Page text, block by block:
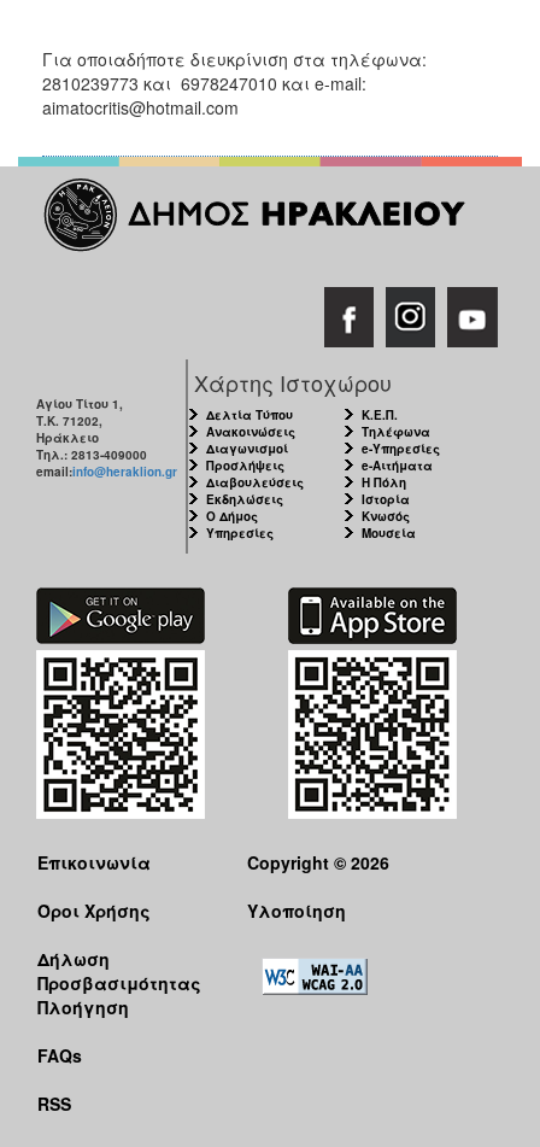
Για οποιαδήποτε διευκρίνιση στα τηλέφωνα:
2810239773 και 6978247010 και e-mail:
aimatocritis@hotmail.com
Αγίου Τίτου 1,
Τ.Κ. 71202,
Ηράκλειο
Τηλ.: 2813-409000
email:info@heraklion.gr
Χάρτης Ιστοχώρου
Δελτία Τύπου
Ανακοινώσεις
Διαγωνισμοί
Προσλήψεις
Διαβουλεύσεις
Εκδηλώσεις
Ο Δήμος
Υπηρεσίες
Κ.Ε.Π.
Τηλέφωνα
e-Υπηρεσίες
e-Αιτήματα
Η Πόλη
Ιστορία
Κνωσός
Μουσεία
Επικοινωνία
Όροι Χρήσης
Δήλωση
Προσβασιμότητας
Πλοήγηση
FAQs
RSS
Copyright © 2026
Υλοποίηση